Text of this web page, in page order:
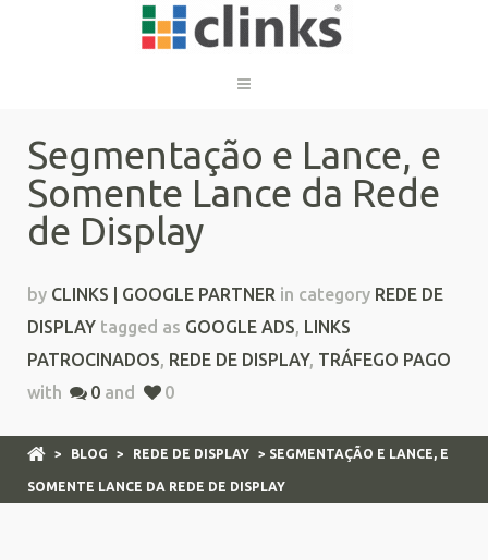
Segmentação e Lance, e
Somente Lance da Rede
de Display
by CLINKS | GOOGLE PARTNER in category REDE DE
DISPLAY tagged as GOOGLE ADS, LINKS
PATROCINADOS, REDE DE DISPLAY, TRÁFEGO PAGO
with
0 and 0
> BLOG > REDE DE DISPLAY > SEGMENTAÇÃO E LANCE, E
SOMENTE LANCE DA REDE DE DISPLAY